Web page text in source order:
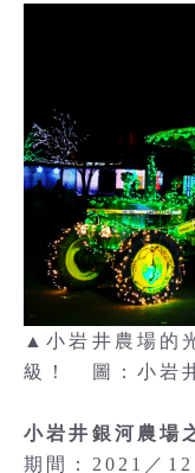
▲小岩井農場的
級！ 圖：小岩
小岩井銀河農場
期間：2021／